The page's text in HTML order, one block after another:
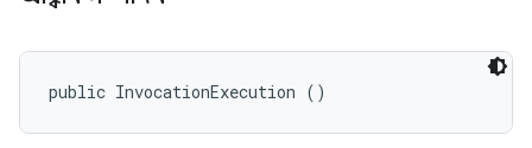
public InvocationExecution ()